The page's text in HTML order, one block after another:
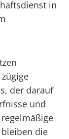
in
der darauf
und
die